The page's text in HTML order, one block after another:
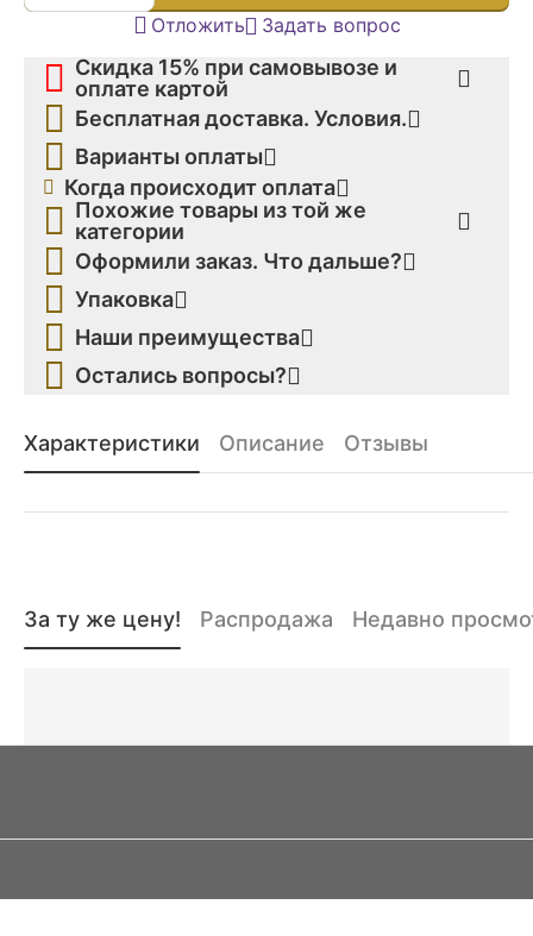
Отложить
Задать вопрос
Скидка 15% при самовывозе и
оплате картой
Бесплатная доставка. Условия.
Варианты оплаты
Когда происходит оплата
Похожие товары из той же
категории
Оформили заказ. Что дальше?
Упаковка
Наши преимущества
Остались вопросы?
Характеристики Описание Отзывы
За ту же цену! Распродажа Недавно